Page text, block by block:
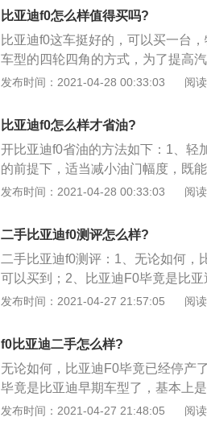
3、实际油耗是跟个人驾驶技术还有
下浮动10%都是挺正常的。
比亚迪f0怎么样值得买吗?
比亚迪f0这车挺好的，可以买一台
车型的四轮四角的方式，为了提高
盘系统，是汽车装备中的一项独特
身长3460毫米，宽1618毫米，高
弹速度快，减震效果强，进一步提
发布时间：2021-04-28 00:33:03 阅
比亚迪f0怎么样才省油?
开比亚迪f0省油的方法如下：1、轻
的前提下，适当减小油门幅度，既
安全的前提下，刹车灯的早期亮起
500～3000之间，以保证在经济性
太迟换挡，不要太早以减少动力，
里\/小时，这也是为了在油耗和车速
慢，影响效率；3、合理使用空调
气温适宜时，每小时60公里以下可
量，但在时速超过90公里时，不建
调反而更省油。
发布时间：2021-04-28 00:33:03 阅
二手比亚迪f0测评怎么样?
二手比亚迪f0测评：1、无论如何，
可以买到；2、比亚迪F0毕竟是比
那台1.0L三缸机确实是有点“原始”
以车是真的便宜；这样低的价格，
在这个价位上（低配的仅仅2万元
好了；有着可爱流畅不生硬的外观
的空调，满足了汽车对于个人的基
发布时间：2021-04-27 21:57:05 阅
f0比亚迪二手怎么样?
无论如何，比亚迪F0毕竟已经停产
毕竟是比亚迪早期车型了，基本上
点“原始”，变速箱方面，手动挡款
发布时间：2021-04-27 21:48:05 阅